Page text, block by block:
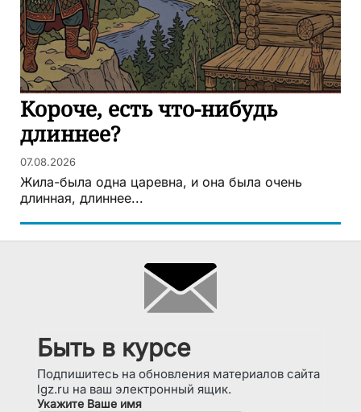
Короче, есть что-нибудь
длиннее?
07.08.2026
Жила-была одна царевна, и она была очень
длинная, длиннее...
Быть в курсе
Подпишитесь на обновления материалов сайта
lgz.ru на ваш электронный ящик.
Укажите Ваше имя